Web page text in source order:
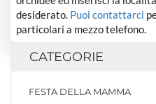
desiderato. Puoi contattarci
particolari a mezzo telefono.
CATEGORIE
FESTA DELLA MAMMA